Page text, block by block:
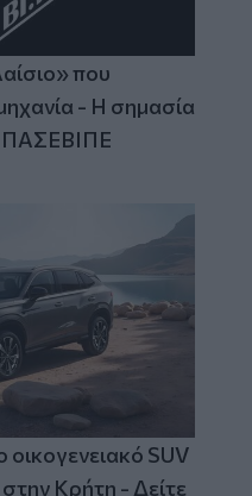
που
- Η σημασία
ΠΑΣΕΒΙΠΕ
SUV
Κρήτη - Δείτε